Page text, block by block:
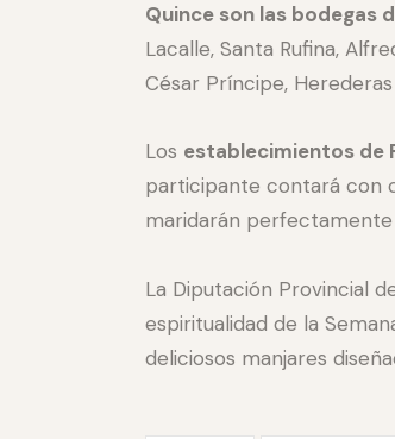
Quince son las bodegas
Lacalle, Santa Rufina,
César Príncipe,
Los establecimientos de
participante contará con
maridarán
La Diputación Provincial
espiritualidad de la
deliciosos manjares